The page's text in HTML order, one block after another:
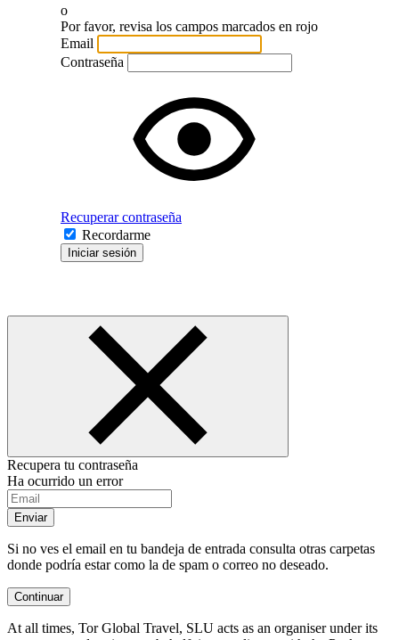
o
Por favor, revisa los campos marcados en rojo
Email
Contraseña
Recuperar contraseña
Recordarme
Iniciar sesión
Recupera tu contraseña
Ha ocurrido un error
Enviar
Si no ves el email en tu bandeja de entrada consulta otras carpetas
donde podría estar como la de spam o correo no deseado.
Continuar
At all times, Tor Global Travel, SLU acts as an organiser under its